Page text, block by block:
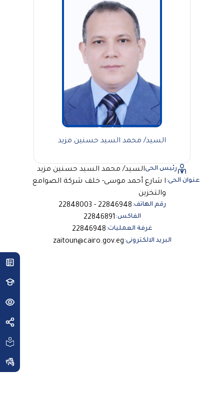
السيد/ محمد السيد حسنين مزيد
رئيس الحىالسيد/ محمد السيد حسنين مزيد
عنوان الحى:ا شارع أحمد موسى- خلف شركة الصوامع
والتخزين
رقم الهاتف:22846948 - 22848003
الفاكس: 22846891
غرفة العمليات:22846948
البريد الالكترونى:zaitoun@cairo.gov.eg